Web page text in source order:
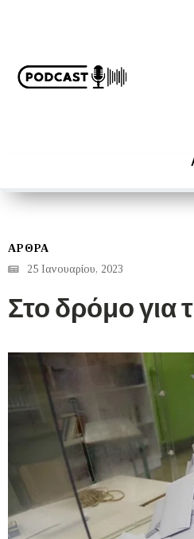
ΑΡΘΡΑ
25 Ιανουαρίου, 2023
Στο δρόμο για